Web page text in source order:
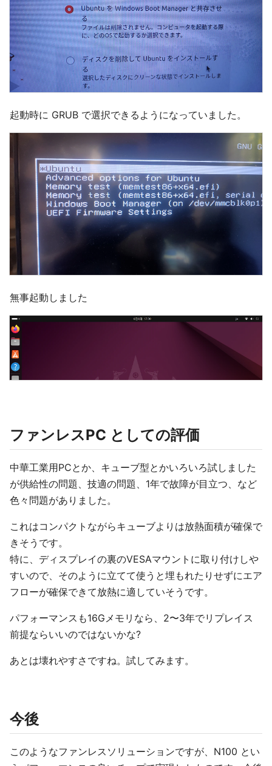
起動時に GRUB で選択できるようになっていました。
無事起動しました
ファンレスPC としての評価
中華工業用PCとか、キューブ型とかいろいろ試しました
が供給性の問題、技適の問題、1年で故障が目立つ、など
色々問題がありました。
これはコンパクトながらキューブよりは放熱面積が確保で
きそうです。
特に、ディスプレイの裏のVESAマウントに取り付けしや
すいので、そのように立てて使うと埋もれたりせずにエア
フローが確保できて放熱に適していそうです。
パフォーマンスも16Gメモリなら、2〜3年でリプレイス
前提ならいいのではないかな?
あとは壊れやすさですね。試してみます。
今後
このようなファンレスソリューションですが、N100 とい